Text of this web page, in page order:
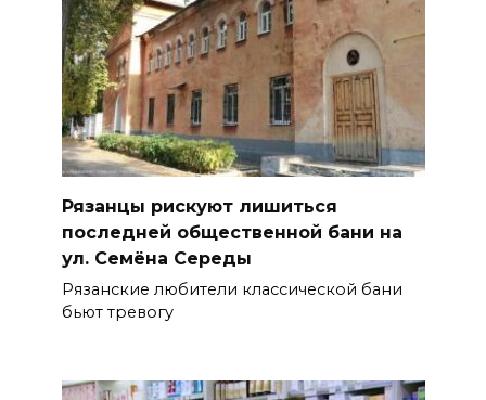
Рязанцы рискуют лишиться
последней общественной бани на
ул. Семёна Середы
Рязанские любители классической бани
бьют тревогу